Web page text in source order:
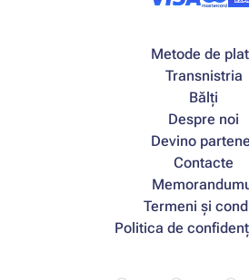
Metode de
Transnistria
Bălți
Despre noi
Devino
Contacte
Termeni și
Politica de